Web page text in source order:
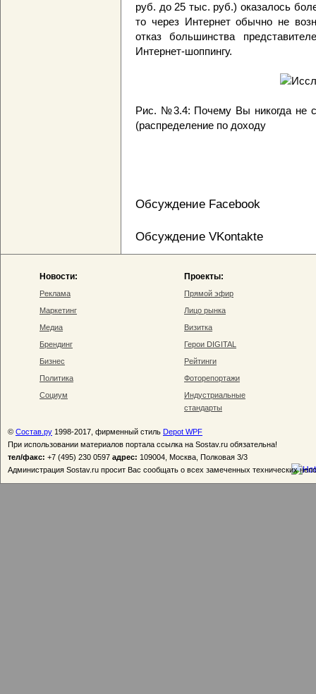
руб. до 25 тыс. руб.) оказалось
то через Интернет обычно не
отказ большинства
Интернет-шоппингу.
Рис. №3.4: Почему Вы никогда не
(распределение по доходу
Обсуждение Facebook
Обсуждение VKontakte
Новости:
Реклама
Маркетинг
Медиа
Брендинг
Бизнес
Политика
Социум
Проекты:
Прямой эфир
Лицо рынка
Визитка
Герои DIGITAL
Рейтинги
Фоторепортажи
Индустриальные
стандарты
© Состав.ру 1998-2017, фирменный стиль Depot WPF
При использовании материалов портала ссылка на Sostav.ru обязательна!
тел/факс: +7 (495) 230 0597 адрес: 109004, Москва, Полковая 3/3
Администрация Sostav.ru просит Вас сообщать о всех замеченных технических